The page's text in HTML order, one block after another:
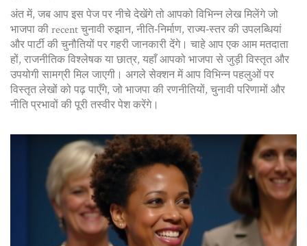
अंत में, जब आप इस पेज पर नीचे देखेंगे तो आपको विभिन्न लेख मिलेंगे जो
भाजपा की recent चुनावी रुझान, नीति‑निर्माण, राज्य‑स्तर की उपलब्धियां
और पार्टी की चुनौतियों पर गहरी जानकारी देंगे। चाहे आप एक आम मतदाता
हों, राजनीतिक विश्लेषक या छात्र, यहाँ आपको भाजपा से जुड़ी विस्तृत और
उपयोगी सामग्री मिल जाएगी। अगले सेक्शन में आप विभिन्न पहलुओं पर
विस्तृत लेखों को पढ़ पाएँगे, जो भाजपा की रणनीतियों, चुनावी परिणामों और
नीति प्रभावों की पूरी तस्वीर पेश करेंगे।